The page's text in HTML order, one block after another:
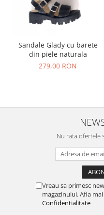
Sandale Glady cu barete
din piele naturala
279,00 RON
Nu rata ofertele
Vreau sa primesc
magazinului. Afla
Confidentialitate